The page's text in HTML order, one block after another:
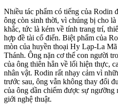
Nhiều tác phẩm có tiếng của Rodin
ông còn sinh thời, vì chúng bị cho
khắc, tức là kém về tính trang trí,
hợp đề tài cổ điển. Biệt phẩm của
mòn của huyền thoại Hy Lạp-La
Thánh. Ông nặn cơ thể con người
của ông thiên hẳn về lối hiện thực,
nhân vật. Rodin rất nhạy cảm vì
trước sau, ông vẫn không thay đổi
của ông dần chiếm được sự
giới nghệ thuật.